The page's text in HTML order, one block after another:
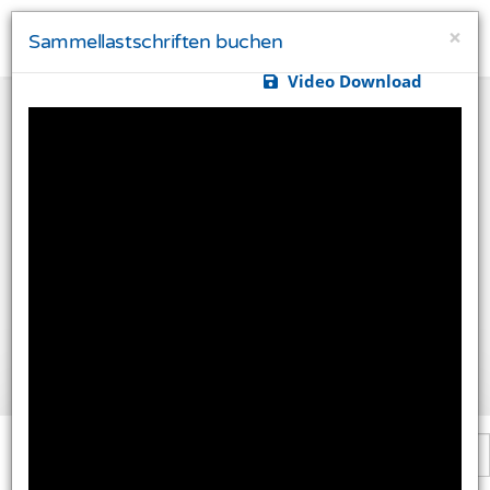
×
Sammellastschriften buchen
Video Download